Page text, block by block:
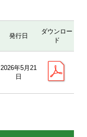
発行日
ダウンロー
ド
2026年5月21
日